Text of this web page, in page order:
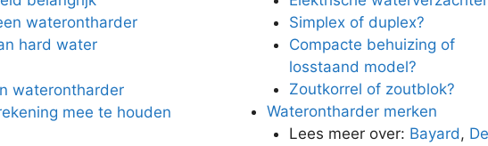
waterontharder
hard water
waterontharder
mee te houden
Simplex of duplex?
Compacte behuizing of
losstaand model?
Zoutkorrel of zoutblok?
Waterontharder merken
Lees meer over: Bayard,